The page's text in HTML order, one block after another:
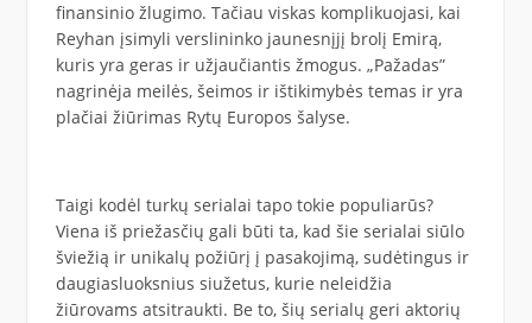
finansinio žlugimo. Tačiau viskas komplikuojasi, kai
Reyhan įsimyli verslininko jaunesnįjį brolį Emirą,
kuris yra geras ir užjaučiantis žmogus. „Pažadas”
nagrinėja meilės, šeimos ir ištikimybės temas ir yra
plačiai žiūrimas Rytų Europos šalyse.
Taigi kodėl turkų serialai tapo tokie populiarūs?
Viena iš priežasčių gali būti ta, kad šie serialai siūlo
šviežią ir unikalų požiūrį į pasakojimą, sudėtingus ir
daugiasluoksnius siužetus, kurie neleidžia
žiūrovams atsitraukti. Be to, šių serialų geri aktorių